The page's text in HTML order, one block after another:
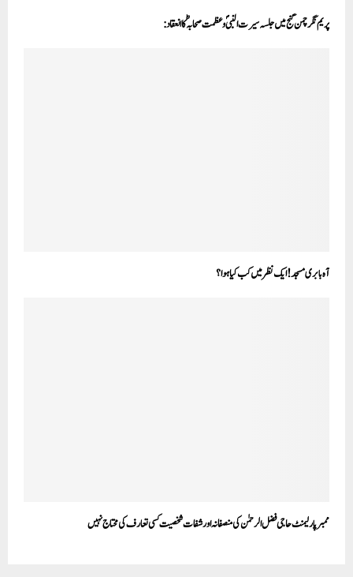
پریم نگر چمن گنج میں جلسہ سیرت النبیؐ و عظمت صحابہ ؓ کا انعقاد:
آہ بابری مسجد!ایک نظرمیں کب کیا ہوا؟
ممبر پارلیمنٹ حاجی فضل الرحمٰن کی منصفانہ اور شفات شخصیت کسی تعارف کی محتاج نہیں